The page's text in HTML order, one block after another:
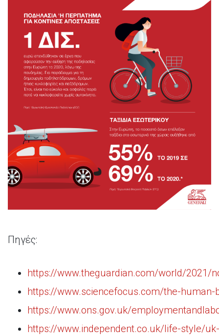
Πηγές:
https://www.theguardian.com/world/2021/
https://www.sciencefocus.com/the-
https://www.ons.gov.uk/
https://www.independent.co.uk/life-style/